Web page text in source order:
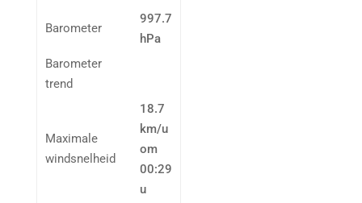
Barometer
997.7
hPa
Barometer
trend
Maximale
windsnelheid
18.7
km/u
om
00:29
u